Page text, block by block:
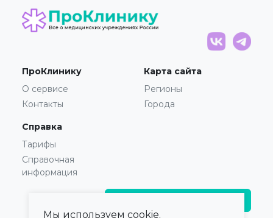
ПроКлинику
О сервисе
Контакты
Карта сайта
Регионы
Города
Справка
Тарифы
Справочная
информация
Мы используем cookie.